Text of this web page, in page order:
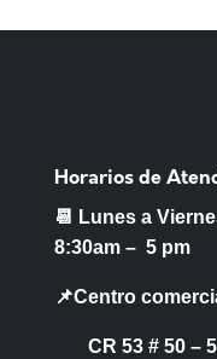
Horarios de
📆 Lunes a
8:30am – 5 pm
📌Centro
CR 53 # 50 –